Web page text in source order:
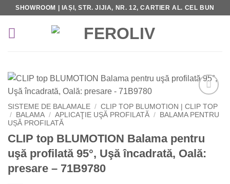
Skip
content
SHOWROOM | IAȘI, STR. JIJIA, NR. 12, CARTIER AL. CEL BUN
Add to
Wishlist
SISTEME DE BALAMALE / CLIP TOP BLUMOTION | CLIP TOP
/
BALAMA / APLICAŢIE UŞĂ PROFILATĂ /
BALAMA PENTRU
UȘĂ PROFILATĂ
CLIP top BLUMOTION Balama pentru
uşă profilată 95°, Uşă încadrată, Oală:
presare – 71B9780